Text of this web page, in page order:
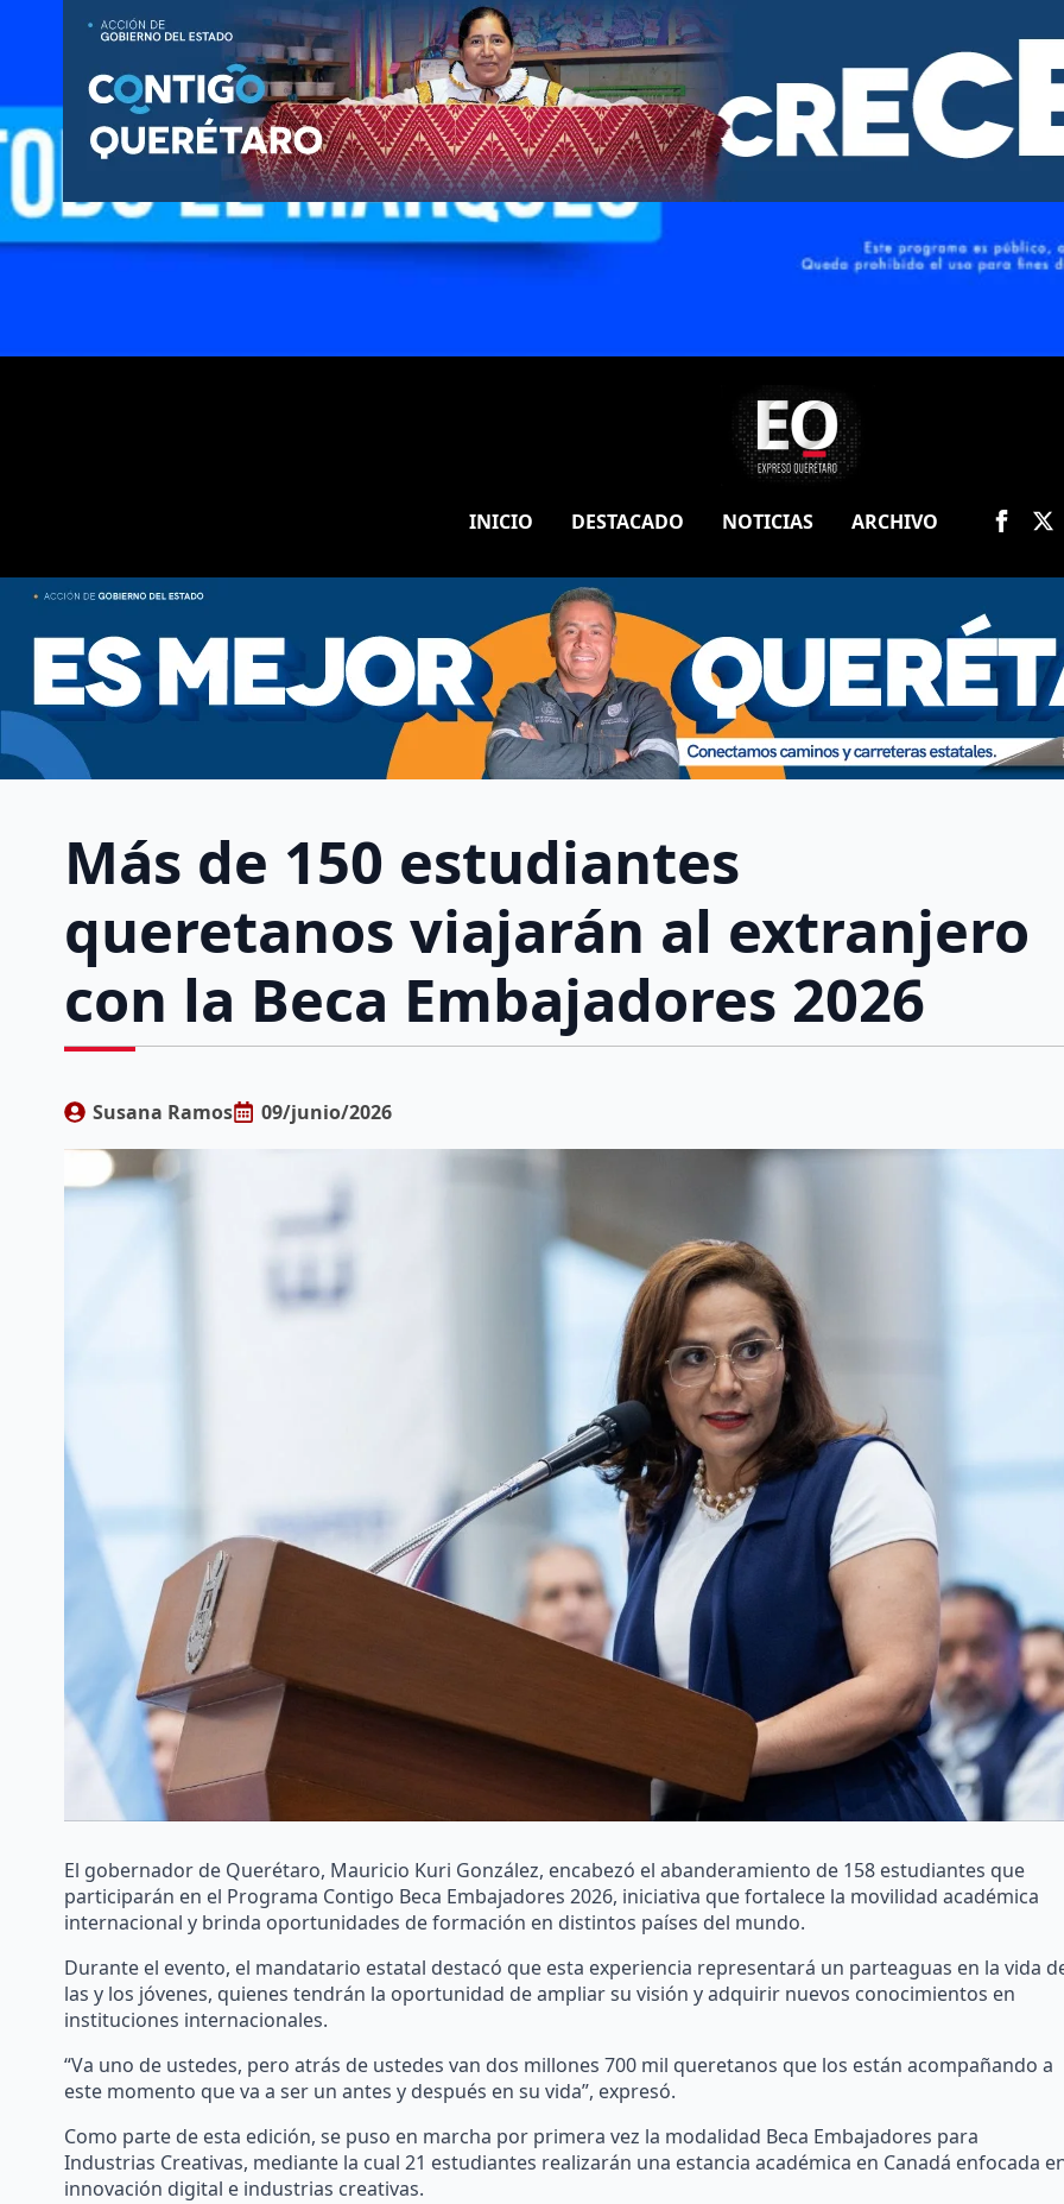
INICIO DESTACADO NOTICIAS ARCHIVO
Más de 150 estudiantes
queretanos viajarán al extranjero
con la Beca Embajadores 2026
Susana Ramos 09/junio/2026
El gobernador de Querétaro, Mauricio Kuri González, encabezó el abanderamiento de 158 estudiantes que
participarán en el Programa Contigo Beca Embajadores 2026, iniciativa que fortalece la movilidad académica
internacional y brinda oportunidades de formación en distintos países del mundo.
Durante el evento, el mandatario estatal destacó que esta experiencia representará un parteaguas en la vida
las y los jóvenes, quienes tendrán la oportunidad de ampliar su visión y adquirir nuevos conocimientos en
instituciones internacionales.
“Va uno de ustedes, pero atrás de ustedes van dos millones 700 mil queretanos que los están acompañando a
este momento que va a ser un antes y después en su vida”, expresó.
Como parte de esta edición, se puso en marcha por primera vez la modalidad Beca Embajadores para
Industrias Creativas, mediante la cual 21 estudiantes realizarán una estancia académica en Canadá enfocada
innovación digital e industrias creativas.